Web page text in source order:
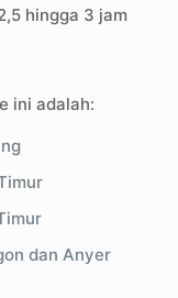
hingga 3 jam
ini adalah:
dan Anyer